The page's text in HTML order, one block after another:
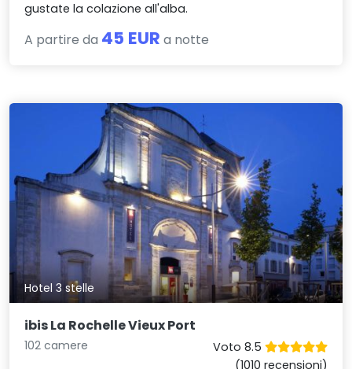
gustate la colazione all'alba.
A partire da 45 EUR a notte
Hotel 3 stelle
ibis La Rochelle Vieux Port
102 camere
Voto 8.5
(1010 recensioni)